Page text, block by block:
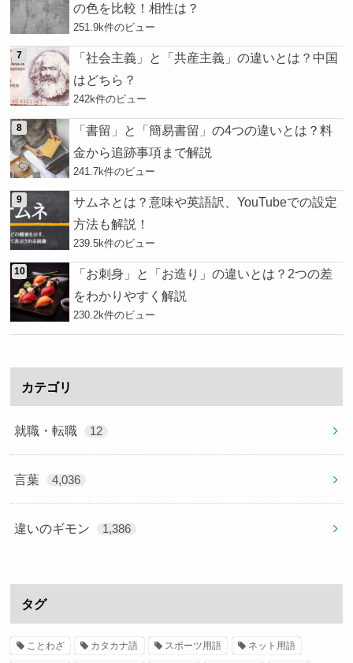
の色を比較！相性は？
251.9k件のビュー
「社会主義」と「共産主義」の違いとは？中国
はどちら？
242k件のビュー
「書留」と「簡易書留」の4つの違いとは？料
金から追跡事項まで解説
241.7k件のビュー
サムネとは？意味や英語訳、YouTubeでの設定
方法も解説！
239.5k件のビュー
「お刺身」と「お造り」の違いとは？2つの差
をわかりやすく解説
230.2k件のビュー
カテゴリ
就職・転職 12
言葉 4,036
違いのギモン 1,386
タグ
ことわざ カタカナ語 スポーツ用語 ネット用語